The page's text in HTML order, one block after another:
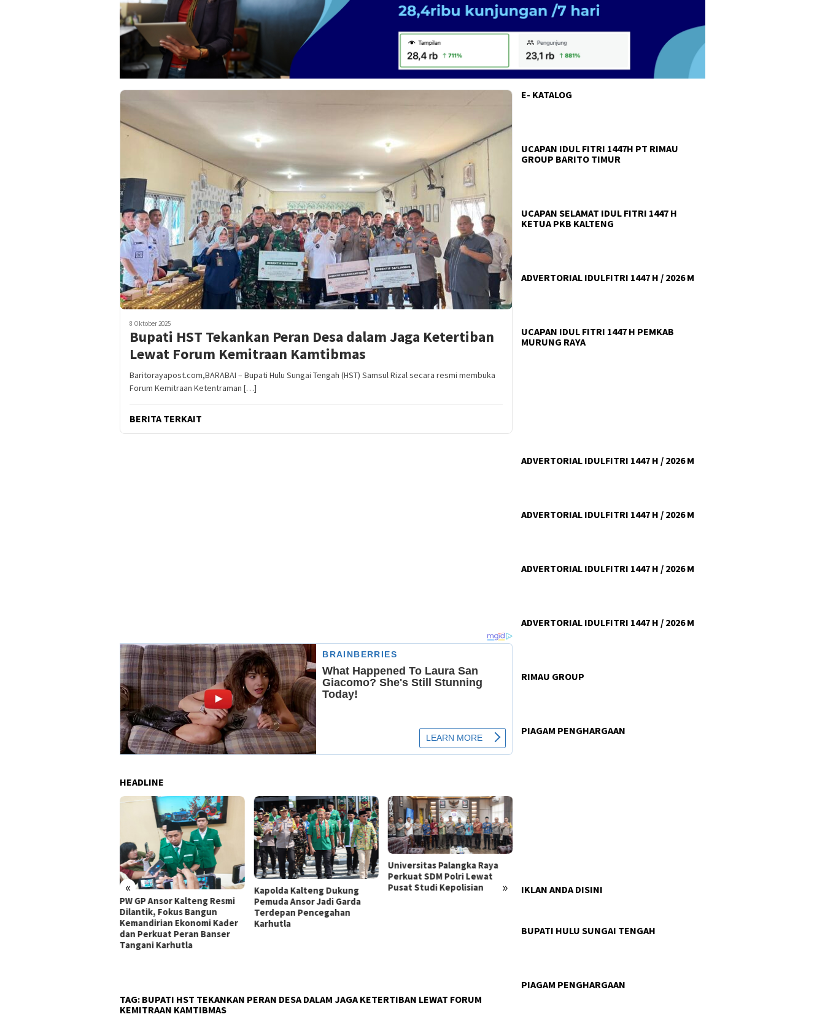
8 Oktober 2025
Bupati HST Tekankan Peran Desa dalam Jaga Ketertiban
Lewat Forum Kemitraan Kamtibmas
Baritorayapost.com,BARABAI – Bupati Hulu Sungai Tengah (HST) Samsul Rizal secara resmi membuka
Forum Kemitraan Ketentraman […]
BERITA TERKAIT
HEADLINE
« »
PW GP Ansor Kalteng Resmi
Dilantik, Fokus Bangun
Kemandirian Ekonomi Kader
dan Perkuat Peran Banser
Tangani Karhutla
Kapolda Kalteng Dukung
Pemuda Ansor Jadi Garda
Terdepan Pencegahan
Karhutla
Universitas Palangka Raya
Perkuat SDM Polri Lewat
Pusat Studi Kepolisian
Pemkab HST Ajak Semua
Penilaian Opini Pelayanan
TAG: BUPATI HST TEKANKAN PERAN DESA DALAM JAGA KETERTIBAN LEWAT FORUM
KEMITRAAN KAMTIBMAS
E- KATALOG
UCAPAN IDUL FITRI 1447H PT RIMAU
GROUP BARITO TIMUR
UCAPAN SELAMAT IDUL FITRI 1447 H
KETUA PKB KALTENG
ADVERTORIAL IDULFITRI 1447 H / 2026 M
UCAPAN IDUL FITRI 1447 H PEMKAB
MURUNG RAYA
ADVERTORIAL IDULFITRI 1447 H / 2026 M
ADVERTORIAL IDULFITRI 1447 H / 2026 M
ADVERTORIAL IDULFITRI 1447 H / 2026 M
ADVERTORIAL IDULFITRI 1447 H / 2026 M
RIMAU GROUP
PIAGAM PENGHARGAAN
IKLAN ANDA DISINI
BUPATI HULU SUNGAI TENGAH
PIAGAM PENGHARGAAN